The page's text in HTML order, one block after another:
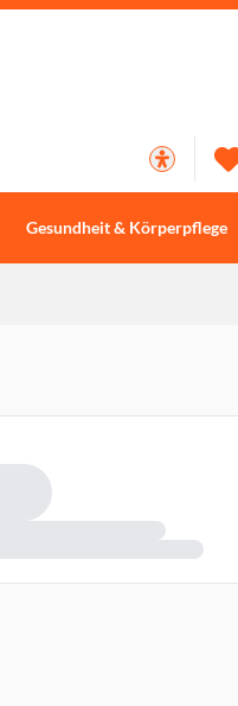
Gesundheit & Körperpflege